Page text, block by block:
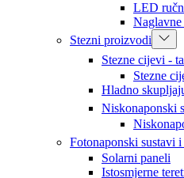
LED
Stezni proizvodi
Stezne cijevi -
Stezne
Hladno
Niskonaponski
Fotonaponski sustavi
Solarni paneli
Istosmjerne